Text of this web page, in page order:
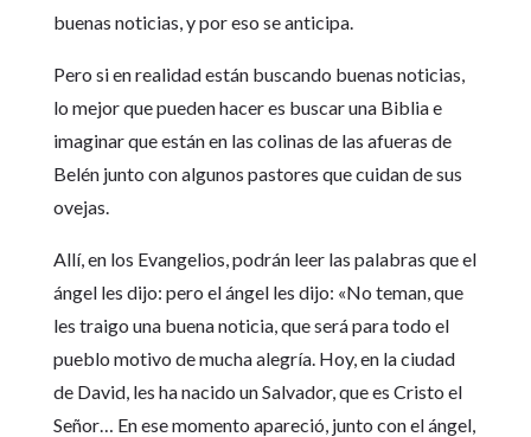
buenas noticias, y por eso se anticipa.
Pero si en realidad están buscando buenas noticias,
lo mejor que pueden hacer es buscar una Biblia e
imaginar que están en las colinas de las afueras de
Belén junto con algunos pastores que cuidan de sus
ovejas.
Allí, en los Evangelios, podrán leer las palabras que el
ángel les dijo: pero el ángel les dijo: «No teman, que
les traigo una buena noticia, que será para todo el
pueblo motivo de mucha alegría. Hoy, en la ciudad
de David, les ha nacido un Salvador, que es Cristo el
Señor… En ese momento apareció, junto con el ángel,